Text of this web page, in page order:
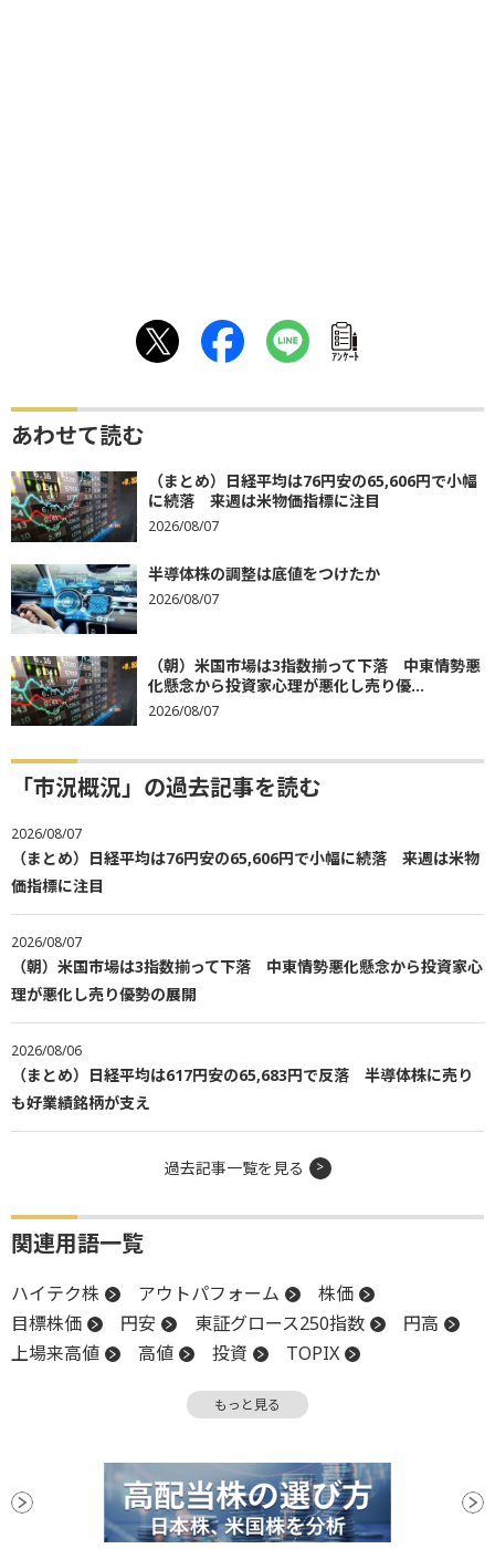
ｱﾝｹｰﾄ
あわせて読む
（まとめ）日経平均は76円安の65,606円で小幅
に続落 来週は米物価指標に注目
2026/08/07
半導体株の調整は底値をつけたか
2026/08/07
（朝）米国市場は3指数揃って下落 中東情勢悪
化懸念から投資家心理が悪化し売り優...
2026/08/07
「市況概況」の過去記事を読む
2026/08/07
（まとめ）日経平均は76円安の65,606円で小幅に続落 来週は米物
価指標に注目
2026/08/07
（朝）米国市場は3指数揃って下落 中東情勢悪化懸念から投資家心
理が悪化し売り優勢の展開
2026/08/06
（まとめ）日経平均は617円安の65,683円で反落 半導体株に売り
も好業績銘柄が支え
過去記事一覧を見る
関連用語一覧
ハイテク株 アウトパフォーム
株価
目標株価
円安 東証グロース250指数
円高
上場来高値
高値 投資
TOPIX
上値 株価指数
買収
もっと見る